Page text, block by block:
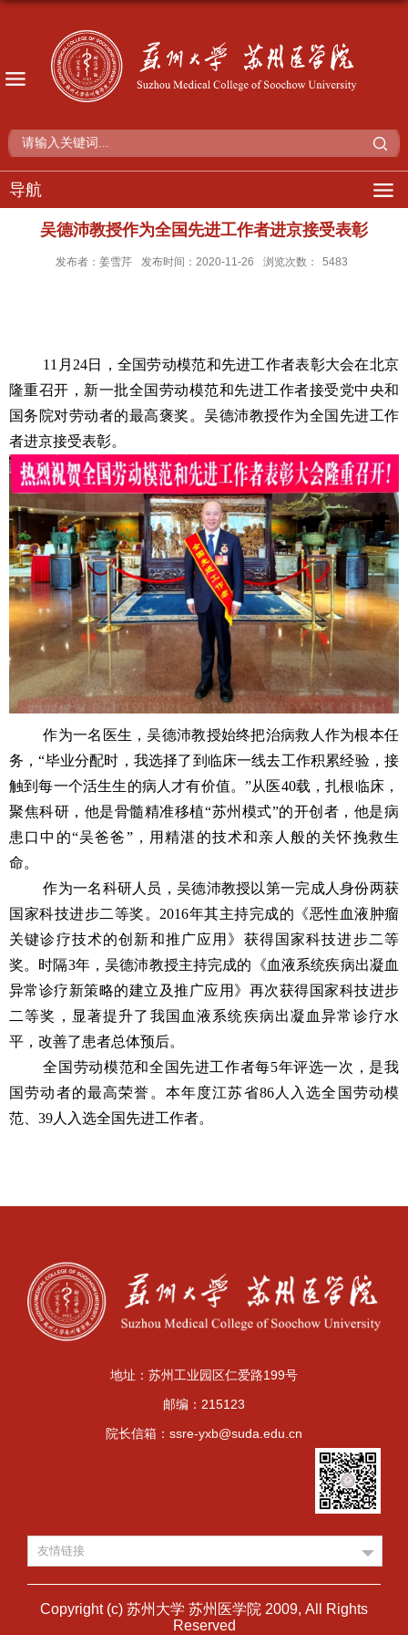
导航
吴德沛教授作为全国先进工作者进京接受表彰
发布者：姜雪芹 发布时间：2020-11-26 浏览次数： 5483
11 月 24日，全国劳动模范和先进工作者表彰大会在北京
隆重召开，新一批全国劳动模范和先进工作者接受党中央和
国务院对劳动者的最高褒奖。吴德沛教授作为全国先进工作
者进京接受表彰。
作为一名医生，吴德沛教授始终把治病救人作为根本任
务，“毕业分配时，我选择了到临床一线去工作积累经验，接
触到每一个活生生的病人才有价值。”从医40载，扎根临床，
聚焦科研，他是骨髓精准移植“苏州模式”的开创者，他是病
患口中的“吴爸爸”，用精湛的技术和亲人般的关怀挽救生
命。
作为一名科研人员，吴德沛教授以第一完成人身份两获
国家科技进步二等奖。 2016年其主持完成的《恶性血液肿瘤
关键诊疗技术的创新和推广应用》获得国家科技进步二等
奖。时隔3年，吴德沛教授主持完成的《血液系统疾病出凝血
异常诊疗新策略的建立及推广应用》再次获得国家科技进步
二等奖，显著提升了我国血液系统疾病出凝血异常诊疗水
平，改善了患者总体预后。
全国劳动模范和全国先进工作者每5年评选一次，是我
国劳动者的最高荣誉。本年度江苏省86人入选全国劳动模
范、 39人入选全国先进工作者。
地址：苏州工业园区仁爱路199号
邮编：215123
院长信箱：ssre-yxb@suda.edu.cn
友情链接
Copyright (c) 苏州大学 苏州医学院 2009, All Rights
Reserved